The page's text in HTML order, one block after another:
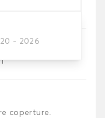
- 2026
coperture.